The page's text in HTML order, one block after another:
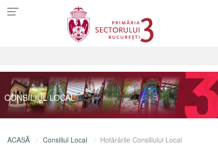
CONSILIUL LOCAL
ACASĂ Consiliul Local Hotărârile Consiliului Local